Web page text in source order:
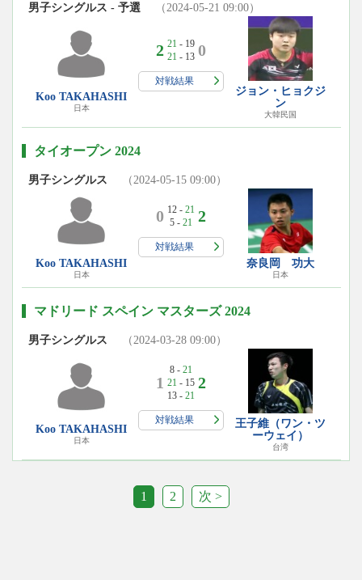
男子シングルス - 予選 （2024-05-21 09:00）
Koo TAKAHASHI
日本
2 21 - 19
21 - 13 0
対戦結果
ジョン・ヒョクジ
ン
大韓民国
タイオープン 2024
男子シングルス （2024-05-15 09:00）
Koo TAKAHASHI
日本
0 12 - 21
5 - 21 2
対戦結果
奈良岡 功大
日本
マドリード スペイン マスターズ 2024
男子シングルス （2024-03-28 09:00）
Koo TAKAHASHI
日本
1
8 - 21
21 - 15
13 - 21
2
対戦結果
王子維（ワン・ツ
ーウェイ）
台湾
1 2 次 >